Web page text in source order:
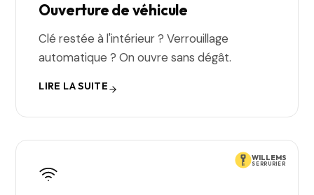
Ouverture de véhicule
Clé restée à l'intérieur ? Verrouillage
automatique ? On ouvre sans dégât.
LIRE LA SUITE
WILLEMS
SERRURIER